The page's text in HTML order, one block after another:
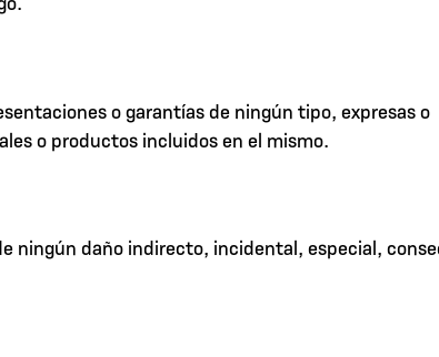
o garantías de ningún tipo, expresas o
o productos incluidos en el mismo.
ningún daño indirecto, incidental, especial,